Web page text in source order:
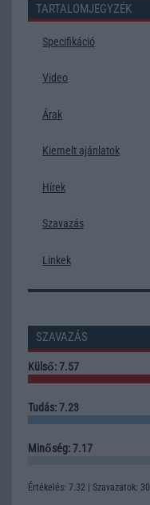
TARTALOMJEGYZÉK
Specifikáció
Video
Árak
Kiemelt ajánlatok
Hírek
Szavazás
Linkek
SZAVAZÁS
Külső: 7.57
Tudás: 7.23
Minőség: 7.17
Értékelés: 7.32 | Szavazatok: 30